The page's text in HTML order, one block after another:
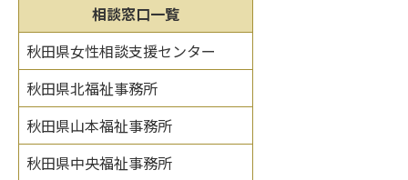
相談窓口一覧
秋田県女性相談支援センター
秋田県北福祉事務所
秋田県山本福祉事務所
秋田県中央福祉事務所